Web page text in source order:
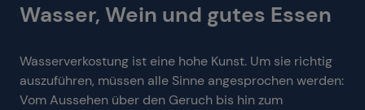
Wasser, Wein und gutes Essen
Wasserverkostung ist eine hohe Kunst. Um sie richtig
auszuführen, müssen alle Sinne angesprochen werden:
Vom Aussehen über den Geruch bis hin zum